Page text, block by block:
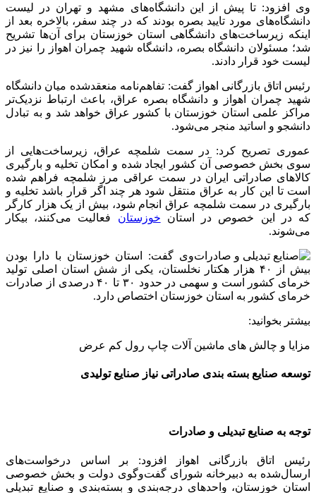
وی افزود: تا پیش از این دانشگاه‌های مشهد و تهران در لیست
دانشگاه‌های مورد تایید بصره بودند که در چند سفر، بالاخره بعد از
اینکه زیرساخت‌های دانشگاهی استان خوزستان برای آن‌ها تشریح
شد؛ مسئولان دانشگاه بصره، دانشگاه شهید چمران اهواز را نیز در
لیست خود قرار دادند.
رئیس اتاق بازرگانی اهواز گفت: تفاهم‌نامه منعقدشده میان دانشگاه
شهید چمران اهواز و دانشگاه بصره عراق، باعث ارتباط نزدیک‌تر
مراکز علمی استان خوزستان با کشور عراق خواهد شد و به تبادل
دانشجو و اساتید منجر می‌شود.
عموری تصریح کرد: در سمت شلمچه عراق، زیرساخت‌هایی از
سوی بخش خصوصی آن کشور ایجاد شده و امکان تخلیه و بارگیری
کالاهای صادراتی ایران در سمت عراقی مرز شلمچه فراهم شده
است تا این کار به عراق منتقل شود هر چند اگر قرار باشد تخلیه و
بارگیری در سمت شلمچه عراق انجام شود، بیش از یک هزار کارگر
که در این خصوص در استان خوزستان فعالیت می‌کنند، بیکار
می‌شوند.
وی گفت: استان خوزستان با دارا بودن
بیش از ۴۰ هزار هکتار نخلستان، یکی از شش استان اصلی تولید
خرمای کشور است و سهمی در حدود ۳۰ تا ۴۰ درصدی از صادرات
خرمای کشور به استان خوزستان اختصاص دارد.
بیشتر بخوانید:
مزایا و چالش های ماشین آلات چاپ رول کم عرض
توسعه صنایع بسته بندی صادراتی نیاز صنایع تولیدی
توجه به صنایع تبدیلی و صادرات
رئیس اتاق بازرگانی اهواز افزود: بر اساس درخواست‌های
ارسال‌شده به دبیرخانه شورای گفت‌وگوی دولت و بخش خصوصی
استان خوزستان، واحدهای درجه‌بندی و بسته‌بندی و صنایع تبدیلی